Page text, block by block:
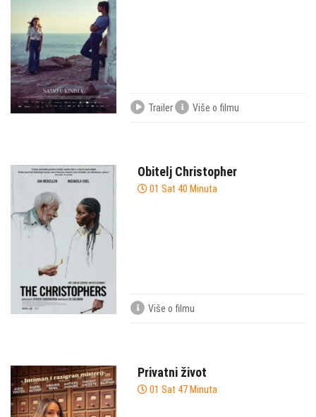
Trailer Više o filmu
Obitelj Christopher
01 Sat 40 Minuta
Više o filmu
Privatni život
01 Sat 47 Minuta